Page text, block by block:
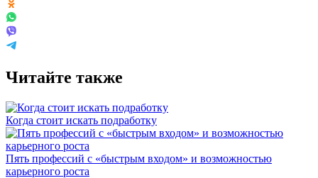
Читайте также
Когда стоит искать подработку
Пять профессий с «быстрым входом» и возможностью
карьерного роста